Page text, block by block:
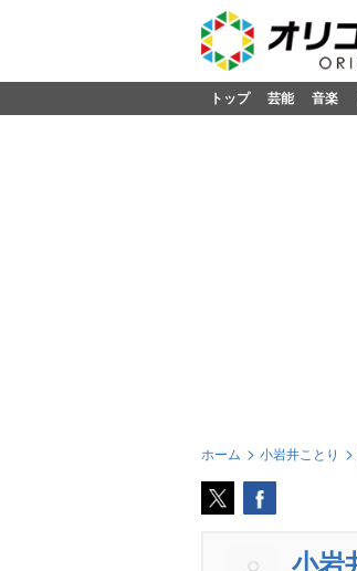
トップ 芸能 音楽
ホーム 小岩井ことり
小岩